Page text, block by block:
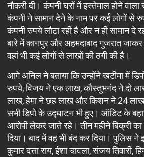
नौकरी दी। कंपनी घरों में इस्तेमाल होने वाला
कंपनी ने सामान देने के नाम पर कई लोगों से
कंपनी रुपये लौटा रही है और न ही सामान दे
बारे में कानपुर और अहमदाबाद गुजरात जाकर
वहां भी कई लोगों से लाखों की ठगी की है।
आगे अनिल ने बताया कि उन्होंने खटीमा में
रुपये, विजय ने एक लाख, कौस्तुभनंद ने दो
लाख, हेमा ने छह लाख और किशन ने 24
सभी डिपो के उद्घाटन भी हुए। ऑडिट के
आरोपी लेकर जाते रहे। तीन महीने बिक्री
दिया। बाद में वह भी बंद कर दिया। पुलिस ने
कुमार दत्ता राय, ईशा चावला, संजय तिवारी,